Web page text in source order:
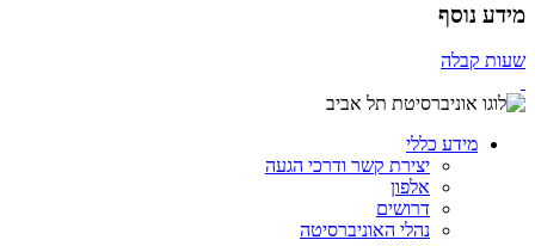
מידע נוסף
שעות קבלה
מידע כללי
יצירת קשר ודרכי הגעה
אלפון
דרושים
נהלי האוניברסיטה